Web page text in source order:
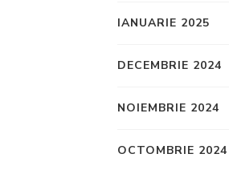
IANUARIE 2025
DECEMBRIE 2024
NOIEMBRIE 2024
OCTOMBRIE 2024